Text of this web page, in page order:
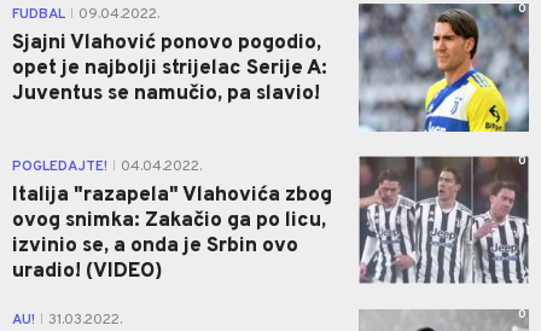
FUDBAL 09.04.2022.
Sjajni Vlahović ponovo pogodio,
opet je najbolji strijelac Serije A:
Juventus se namučio, pa slavio!
0
POGLEDAJTE! 04.04.2022.
Italija "razapela" Vlahovića zbog
ovog snimka: Zakačio ga po licu,
izvinio se, a onda je Srbin ovo
uradio! (VIDEO)
0
AU! 31.03.2022. 0